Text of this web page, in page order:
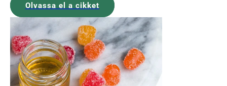
Olvassa el a cikket